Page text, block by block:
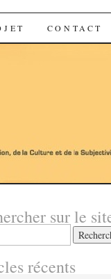
CONTACT
sur le
récents